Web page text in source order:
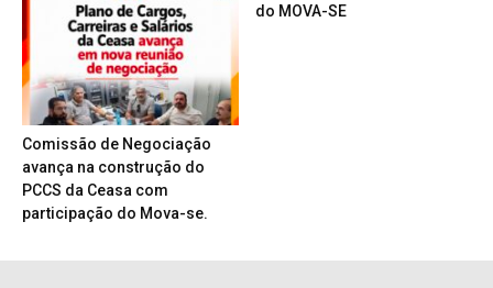
Comissão de Negociação
avança na construção do
PCCS da Ceasa com
participação do Mova-se.
do MOVA-SE